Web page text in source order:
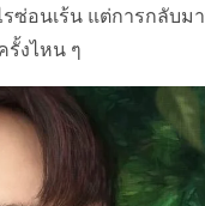
ซ่อนเร้น แต่การกลับม
รั้งไหน ๆ